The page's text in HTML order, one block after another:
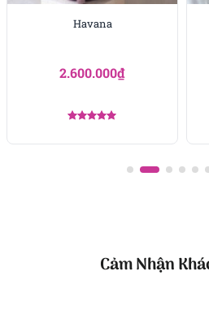
việc, cuộc sống.
vừa đẹp mắt vừa hàm chứa sự
Kết luận
Brilliant là lựa chọn hoàn hảo
mừng, món quà này luôn sẵn
Havana
2.600.000₫
Cảm Nhận